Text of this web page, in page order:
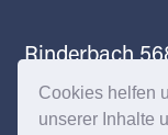
Cookies helfen
unserer Inhalte
Rinderbach
3418